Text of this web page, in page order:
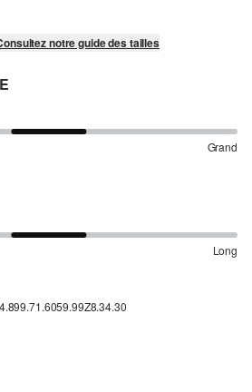
notre guide des tailles
Grand
Long